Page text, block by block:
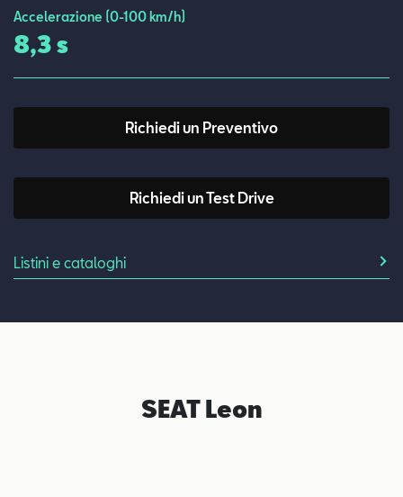
Accelerazione (0-100 km/h)
8,3 s
Richiedi un Preventivo
Richiedi un Test Drive
Listini e cataloghi
SEAT Leon